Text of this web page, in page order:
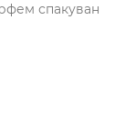
спакуван